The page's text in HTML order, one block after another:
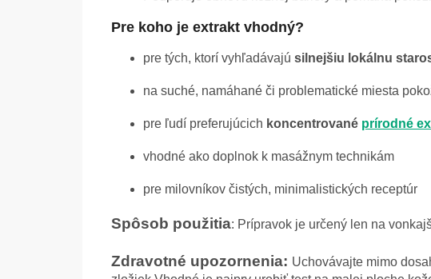
Pre koho je extrakt vhodný?
pre tých, ktorí vyhľadávajú silnejšiu lokálnu
na suché, namáhané či problematické miesta
pre ľudí preferujúcich koncentrované prírodné
vhodné ako doplnok k masážnym technikám
pre milovníkov čistých, minimalistických receptúr
Spôsob použitia: Prípravok je určený len na
Zdravotné upozornenia: Uchovávajte mimo